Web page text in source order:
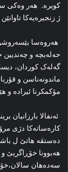
کویرە. ھەر وەکی
ژ زنجیرەیەکا
حەلەبچە و چەندیین
گەلەک کوردان،
ماندونەناسن و
مۆکمکرنا ئیرادە و
ئەنفالا بارزانیان
کارەساتەکا دژی
دەستڤه هاتێ ل
هەبوونا خۆڕاگریێ
سەدەهان